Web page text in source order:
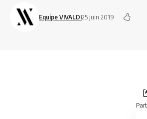
Equipe VIVALDI25 juin 2019